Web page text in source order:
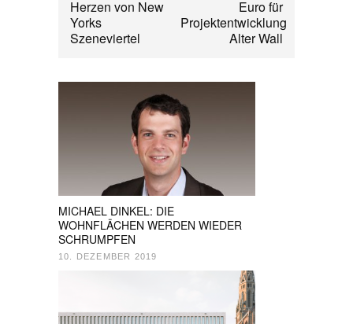
Herzen von New
Yorks
Szeneviertel
Euro für
Projektentwicklung
Alter Wall
MICHAEL DINKEL: DIE
WOHNFLÄCHEN WERDEN WIEDER
SCHRUMPFEN
10. DEZEMBER 2019